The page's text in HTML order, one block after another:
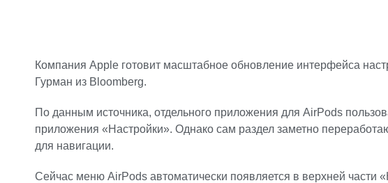
Компания Apple готовит масштабное обновление интерфейса
Гурман из Bloomberg.
По данным источника, отдельного приложения для AirPods
приложения «Настройки». Однако сам раздел заметно
для навигации.
Сейчас меню AirPods автоматически появляется в верхней